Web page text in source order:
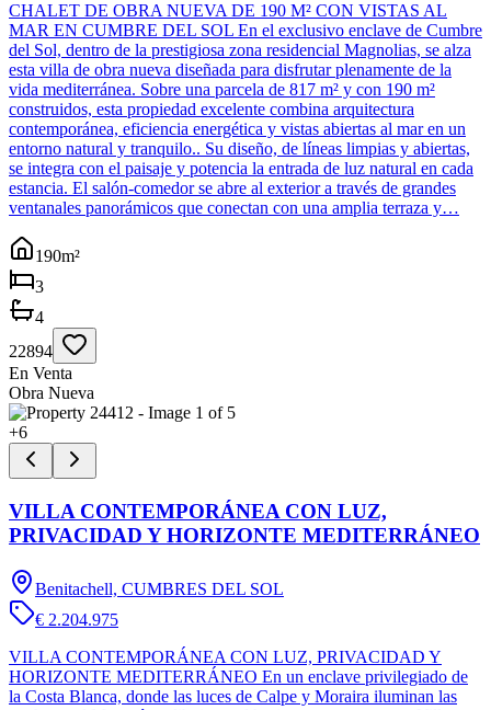
CHALET DE OBRA NUEVA DE 190 M² CON VISTAS AL
MAR EN CUMBRE DEL SOL En el exclusivo enclave de Cumbre
del Sol, dentro de la prestigiosa zona residencial Magnolias, se alza
esta villa de obra nueva diseñada para disfrutar plenamente de la
vida mediterránea. Sobre una parcela de 817 m² y con 190 m²
construidos, esta propiedad excelente combina arquitectura
contemporánea, eficiencia energética y vistas abiertas al mar en un
entorno natural y tranquilo.. Su diseño, de líneas limpias y abiertas,
se integra con el paisaje y potencia la entrada de luz natural en cada
estancia. El salón-comedor se abre al exterior a través de grandes
ventanales panorámicos que conectan con una amplia terraza y…
190m²
3
4
22894
En Venta
Obra Nueva
+6
VILLA CONTEMPORÁNEA CON LUZ,
PRIVACIDAD Y HORIZONTE MEDITERRÁNEO
Benitachell, CUMBRES DEL SOL
€ 2.204.975
VILLA CONTEMPORÁNEA CON LUZ, PRIVACIDAD Y
HORIZONTE MEDITERRÁNEO En un enclave privilegiado de
la Costa Blanca, donde las luces de Calpe y Moraira iluminan las